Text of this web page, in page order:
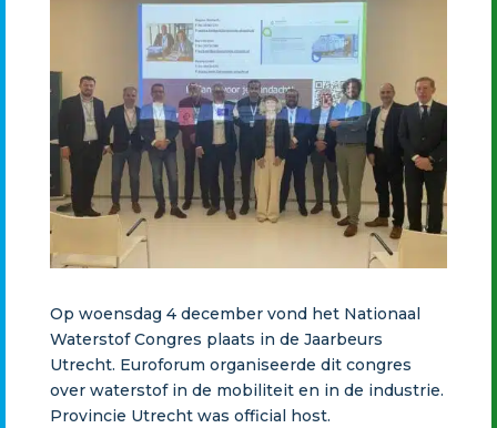
Op woensdag 4 december vond het Nationaal
Waterstof Congres plaats in de Jaarbeurs
Utrecht. Euroforum organiseerde dit congres
over waterstof in de mobiliteit en in de industrie.
Provincie Utrecht was official host.